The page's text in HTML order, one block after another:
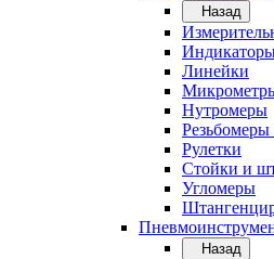
Назад
Линейки
Нутромеры
Рулетки
Стойки и
Угломеры
Назад